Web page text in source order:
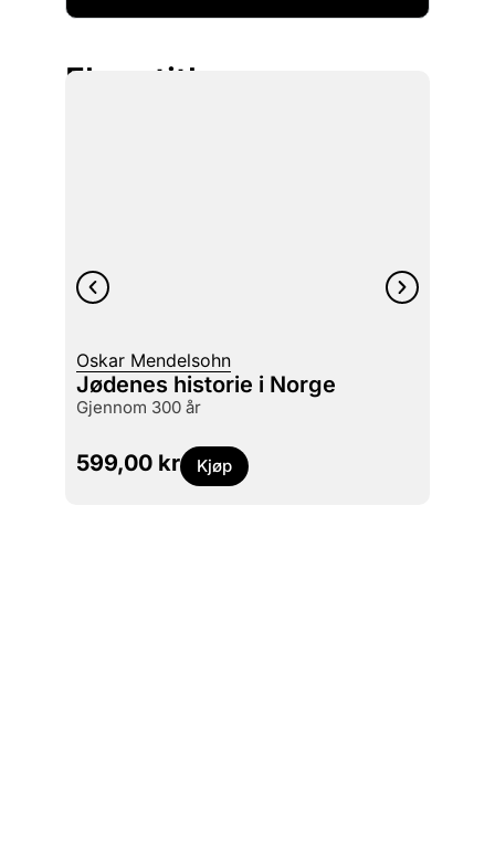
Flere titler
Oskar Mendelsohn
Jødenes historie i Norge
gjennom 300 år
599,00 kr Kjøp